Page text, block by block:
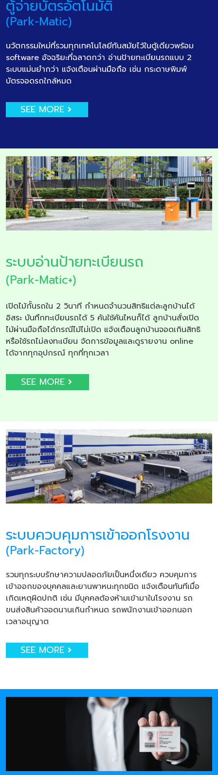
ตู้จ่ายบัตรอัตโนมัติ
(Park-Matic)
นวัตกรรมใหม่ที่รวมทุกเทคโนโลยีทันสมัยไว้ในตู้เดียวพร้อม
software อัจฉริยะที่ฉลาดกว่า อ่านป้ายทะเบียนรถแบบ 2
ระบบแม่นยำกว่า แจ้งเตือนผ่านมือถือ เช่น กระดาษพิมพ์
บัตรจอดรถใกล้หมด
SEE MORE
ระบบอ่านป้ายทะเบียนรถ
(Park-Matic+)
เปิดไม้กั้นรถใน 2 วินาที กำหนดจำนวนสิทธิแต่ละลูกบ้านได้
อิสระ บันทึกทะเบียนรถได้ 5 คันใช้คันไหนก็ได้ ลูกบ้านสั่งเปิด
ไม้ผ่านมือถือได้กรณีไม้ไม่เปิด แจ้งเตือนลูกบ้านจอดเกินสิทธิ
หรือใช้รถไม่ลงทะเบียน จัดการข้อมูลและดูรายงาน online
ได้จากทุกอุปกรณ์ ทุกที่ทุกเวลา
SEE MORE
ระบบควบคุมการเข้าออกโรงงาน
(Park-Factory)
รวมทุกระบบรักษาความปลอดภัยเป็นหนึ่งเดียว ควบคุมการ
เข้าออกของบุคคลและยานพาหนะทุกชนิด แจ้งเตือนทันทีเมื่อ
เกิดเหตุผิดปกติ เช่น มีบุคคลต้องห้ามเข้ามาในโรงงาน รถ
ขนส่งสินค้าจอดนานเกินกำหนด รถพนักงานเข้าออกนอก
เวลาอนุญาต
SEE MORE